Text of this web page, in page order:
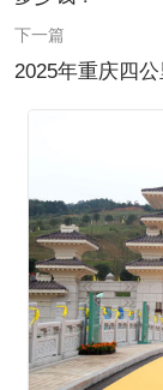
下一篇
2025年重庆四